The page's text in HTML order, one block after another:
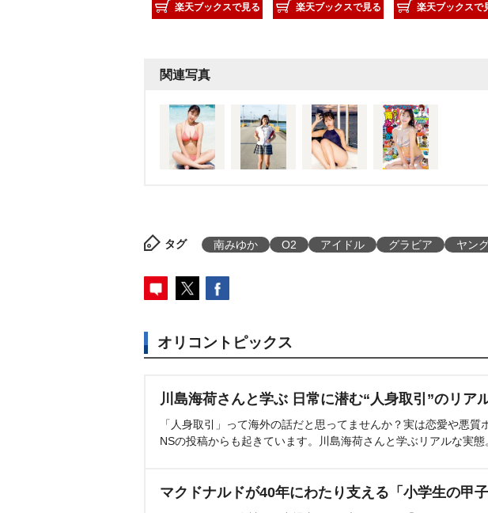
楽天ブックスで見る 楽天ブックスで見る 楽天ブックスで
関連写真
タグ 南みゆか O2 アイドル グラビア ヤン
オリコントピックス
川島海荷さんと学ぶ 日常に潜む“人身取引”のリア
「人身取引」って海外の話だと思ってませんか？実は恋愛や悪質
NSの投稿からも起きています。川島海荷さんと学ぶリアルな実態
マクドナルドが40年にわたり支える「小学生の甲子